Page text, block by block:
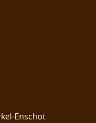
Enschot